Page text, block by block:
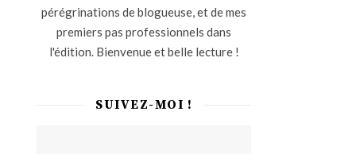
pérégrinations de blogueuse, et de mes
premiers pas professionnels dans
l'édition. Bienvenue et belle lecture !
SUIVEZ-MOI !